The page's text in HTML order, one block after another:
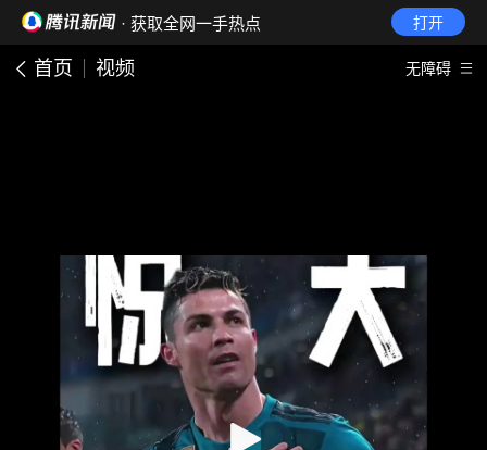
· 获取全网一手热点 打开
首页 视频 无障碍